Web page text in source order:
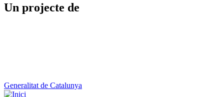
Un projecte de
Generalitat de Catalunya